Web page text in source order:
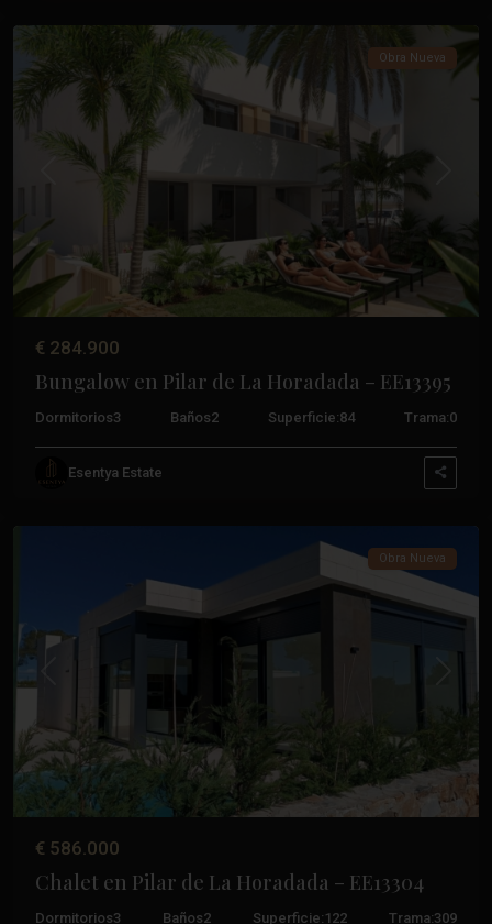
Anterior
Obra Nueva
€ 284.900
Bungalow en Pilar de La Horadada – EE13395
Dormitorios3 Baños2 Superficie:84 Trama:0
Esentya Estate
Lo
Romero
Pilar
De
La
Obra Nueva
€ 586.000
Chalet en Pilar de La Horadada – EE13304
Dormitorios3 Baños2 Superficie: 122 Trama:309